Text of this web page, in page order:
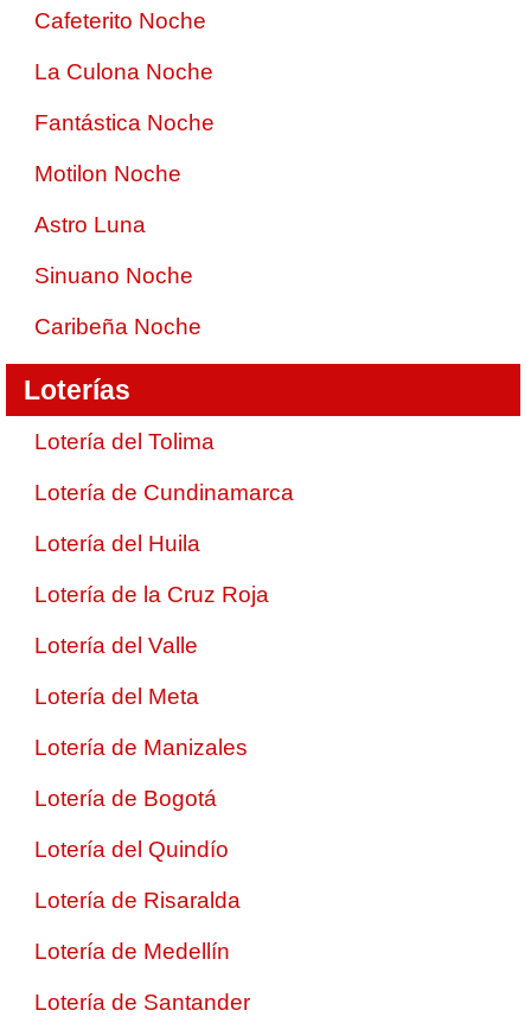
Cafeterito Noche
La Culona Noche
Fantástica Noche
Motilon Noche
Astro Luna
Sinuano Noche
Caribeña Noche
Loterías
Lotería del Tolima
Lotería de Cundinamarca
Lotería del Huila
Lotería de la Cruz Roja
Lotería del Valle
Lotería del Meta
Lotería de Manizales
Lotería de Bogotá
Lotería del Quindío
Lotería de Risaralda
Lotería de Medellín
Lotería de Santander